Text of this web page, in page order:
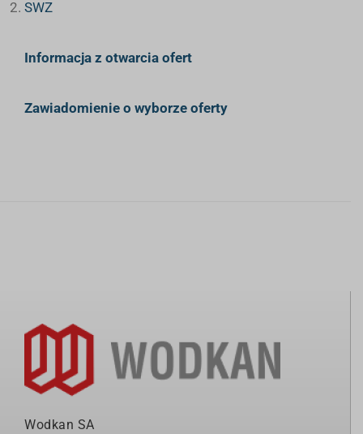
SWZ
Informacja z otwarcia ofert
Zawiadomienie o wyborze oferty
Wodkan SA